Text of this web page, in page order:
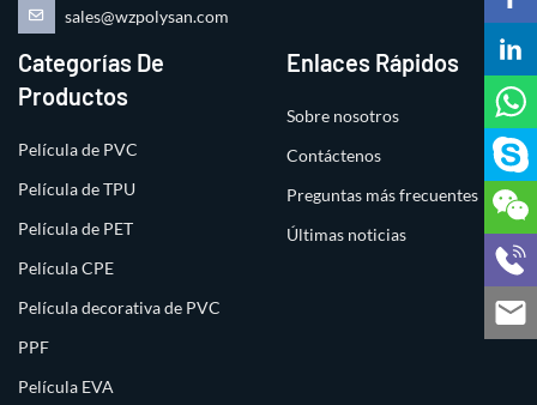
sales@wzpolysan.com
Categorías De
Productos
Película de PVC
Película de TPU
Película de PET
Película CPE
Película decorativa de PVC
PPF
Película EVA
Enlaces Rápidos
Sobre nosotros
Contáctenos
Preguntas más frecuentes
Últimas noticias